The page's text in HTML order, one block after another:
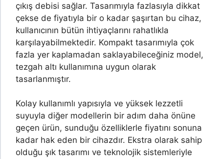
çıkış debisi sağlar. Tasarımıyla fazlasıyla dikkat
çekse de fiyatıyla bir o kadar şaşırtan bu cihaz,
kullanıcının bütün ihtiyaçlarını rahatlıkla
karşılayabilmektedir. Kompakt tasarımıyla çok
fazla yer kaplamadan saklayabileceğiniz model,
tezgah altı kullanımına uygun olarak
tasarlanmıştır.
Kolay kullanımlı yapısıyla ve yüksek lezzetli
suyuyla diğer modellerin bir adım daha önüne
geçen ürün, sunduğu özelliklerle fiyatını sonuna
kadar hak eden bir cihazdır. Ekstra olarak sahip
olduğu şık tasarımı ve teknolojik sistemleriyle